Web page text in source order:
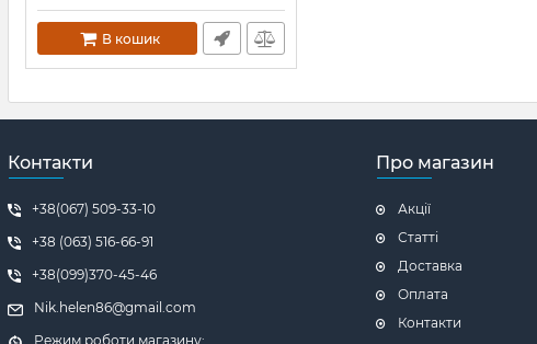
В кошик
Контакти
+38(067) 509-33-10
+38 (063) 516-66-91
+38(099)370-45-46
Nik.helen86@gmail.com
Режим роботи магазину:
Про магазин
Акції
Статті
Доставка
Оплата
Контакти